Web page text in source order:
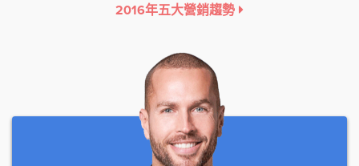
2016年五大營銷趨勢